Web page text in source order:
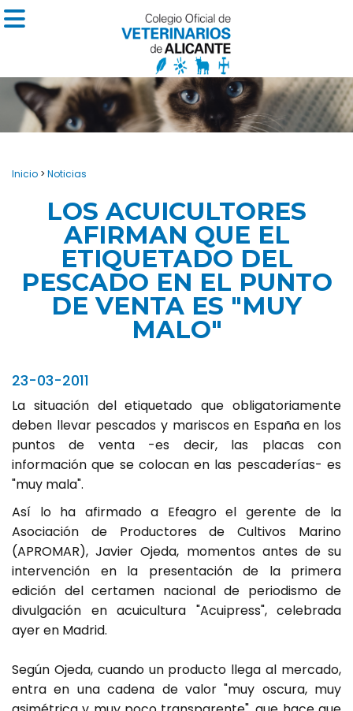
Inicio > Noticias
LOS ACUICULTORES
AFIRMAN QUE EL
ETIQUETADO DEL
PESCADO EN EL PUNTO
DE VENTA ES "MUY
MALO"
23-03-2011
La situación del etiquetado que obligatoriamente
deben llevar pescados y mariscos en España en los
puntos de venta -es decir, las placas con
información que se colocan en las pescaderías- es
"muy mala".
Así lo ha afirmado a Efeagro el gerente de la
Asociación de Productores de Cultivos Marino
(APROMAR), Javier Ojeda, momentos antes de su
intervención en la presentación de la primera
edición del certamen nacional de periodismo de
divulgación en acuicultura "Acuipress", celebrada
ayer en Madrid.
Según Ojeda, cuando un producto llega al mercado,
entra en una cadena de valor "muy oscura, muy